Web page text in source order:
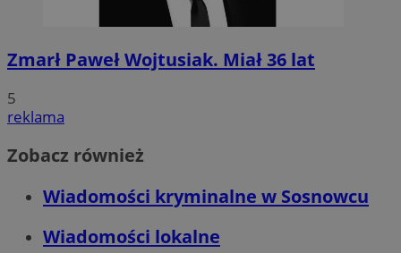
Zmarł Paweł Wojtusiak. Miał 36 lat
5
reklama
Zobacz również
Wiadomości kryminalne w Sosnowcu
Wiadomości lokalne